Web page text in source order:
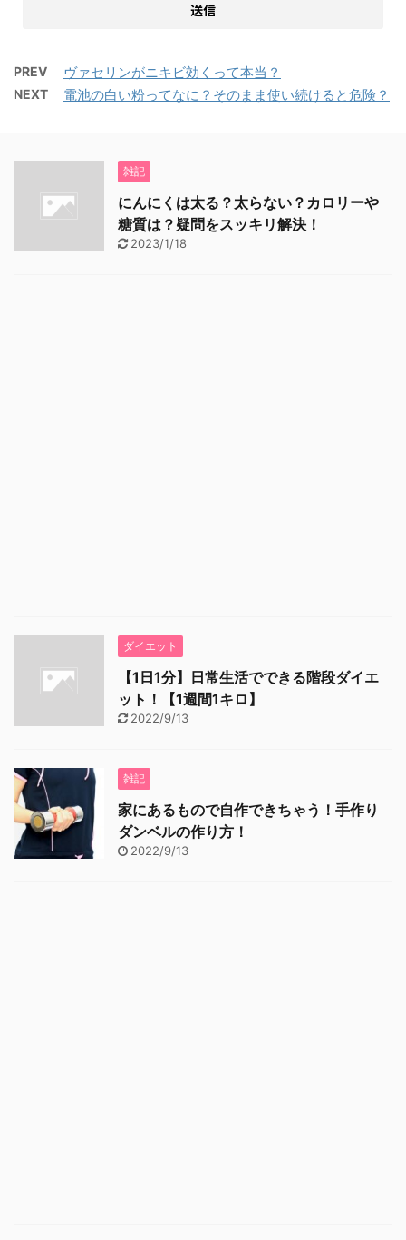
PREV ヴァセリンがニキビ効くって本当？
NEXT 電池の白い粉ってなに？そのまま使い続けると危険？
雑記
にんにくは太る？太らない？カロリーや
糖質は？疑問をスッキリ解決！
2023/1/18
ダイエット
【1日1分】日常生活でできる階段ダイエ
ット！【1週間1キロ】
2022/9/13
雑記
家にあるもので自作できちゃう！手作り
ダンベルの作り方！
2022/9/13